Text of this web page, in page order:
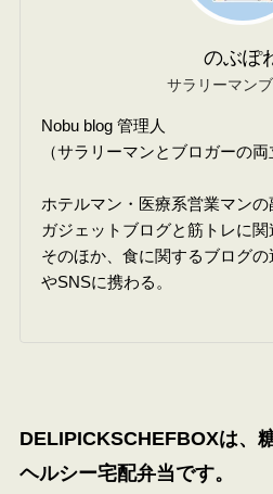
のぶぽ
サラリーマン
Nobu blog 管理人
（サラリーマンとブロガーの両
ホテルマン・医療系営業マンの
ガジェットブログと筋トレに関
そのほか、食に関するブログ
やSNSに携わる。
DELIPICKSCHEFBOXは、
ヘルシー宅配弁当です。